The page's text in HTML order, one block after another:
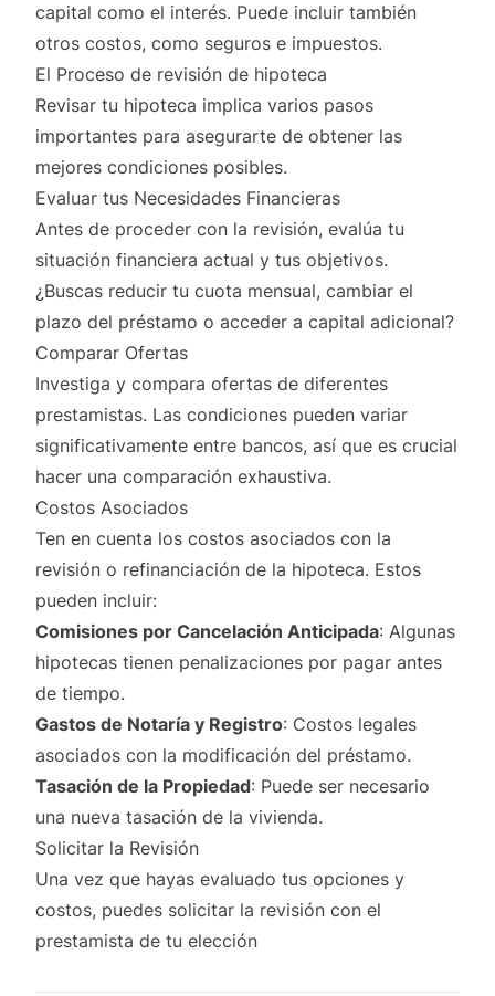
capital como el interés. Puede incluir también
otros costos, como seguros e impuestos.
El Proceso de revisión de hipoteca
Revisar tu hipoteca implica varios pasos
importantes para asegurarte de obtener las
mejores condiciones posibles.
Evaluar tus Necesidades Financieras
Antes de proceder con la revisión, evalúa tu
situación financiera actual y tus objetivos.
¿Buscas reducir tu cuota mensual, cambiar el
plazo del préstamo o acceder a capital adicional?
Comparar Ofertas
Investiga y compara ofertas de diferentes
prestamistas. Las condiciones pueden variar
significativamente entre bancos, así que es crucial
hacer una comparación exhaustiva.
Costos Asociados
Ten en cuenta los costos asociados con la
revisión o refinanciación de la hipoteca. Estos
pueden incluir:
Comisiones por Cancelación Anticipada: Algunas
hipotecas tienen penalizaciones por pagar antes
de tiempo.
Gastos de Notaría y Registro: Costos legales
asociados con la modificación del préstamo.
Tasación de la Propiedad: Puede ser necesario
una nueva tasación de la vivienda.
Solicitar la Revisión
Una vez que hayas evaluado tus opciones y
costos, puedes solicitar la revisión con el
prestamista de tu elección